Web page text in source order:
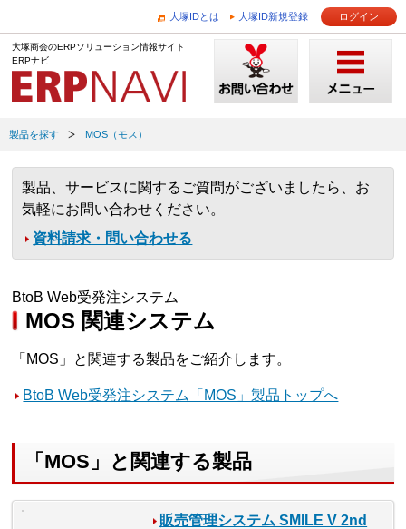
大塚IDとは 大塚ID新規登録 ログイン
大塚商会のERPソリューション情報サイト
ERPナビ
製品を探す MOS（モス）
製品、サービスに関するご質問がございましたら、お
気軽にお問い合わせください。
資料請求・問い合わせる
BtoB Web受発注システム
MOS 関連システム
「MOS」と関連する製品をご紹介します。
BtoB Web受発注システム「MOS」製品トップへ
「MOS」と関連する製品
販売管理システム SMILE V 2nd